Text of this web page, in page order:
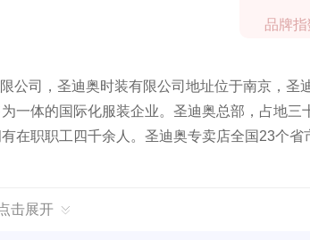
品牌
公司，圣迪奥时装有限公司地址位于南京，圣
一体的国际化服装企业。圣迪奥总部，占地三
在职职工四千余人。圣迪奥专卖店全国23个省
击展开